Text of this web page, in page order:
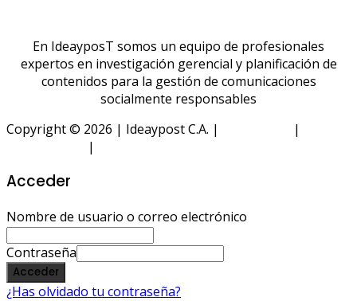
En IdeayposT somos un equipo de profesionales
expertos en investigación gerencial y planificación de
contenidos para la gestión de comunicaciones
socialmente responsables
Copyright © 2026 | Ideaypost C.A. |
|
|
Acceder
Nombre de usuario o correo electrónico
Contraseña
Acceder
¿Has olvidado tu contraseña?